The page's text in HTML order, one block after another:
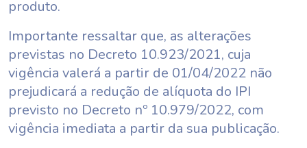
produto.
Importante ressaltar que, as alterações
previstas no Decreto 10.923/2021, cuja
vigência valerá a partir de 01/04/2022 não
prejudicará a redução de alíquota do IPI
previsto no Decreto nº 10.979/2022, com
vigência imediata a partir da sua publicação.